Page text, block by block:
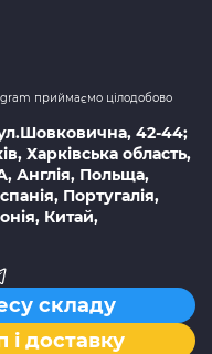
приймаємо цілодобово
42-44;
Харківська область,
Англія, Польща,
Португалія,
Китай,
складу
доставку